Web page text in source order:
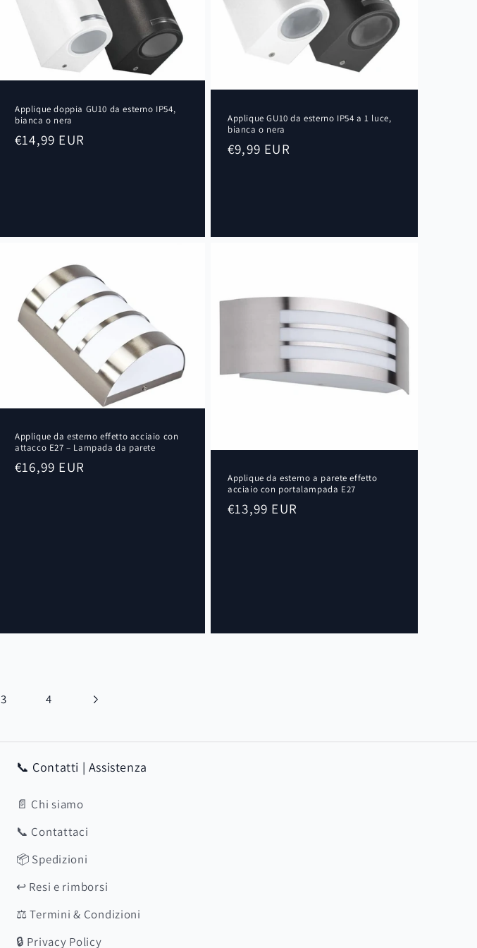
Applique doppia GU10 da esterno IP54,
bianca o nera
Prezzo
€14,99 EUR
Applique GU10 da esterno IP54 a 1 luce,
bianca o nera
Prezzo
€9,99 EUR
Applique da esterno effetto acciaio con
attacco E27 – Lampada da parete
Prezzo
€16,99 EUR
Applique da esterno a parete effetto
acciaio con portalampada E27
Prezzo
€13,99 EUR
3 4
📞 Contatti | Assistenza
📄 Chi siamo
📞 Contattaci
📦 Spedizioni
↩️ Resi e rimborsi
⚖️ Termini & Condizioni
🔒 Privacy Policy